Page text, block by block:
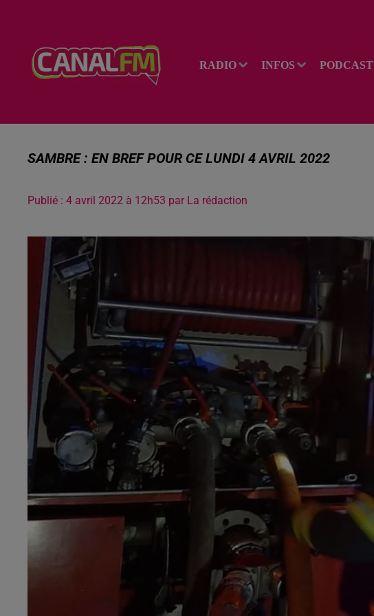
RADIO INFOS PODCAST
SAMBRE : EN BREF POUR CE LUNDI 4 AVRIL 2022
Publié : 4 avril 2022 à 12h53 par La rédaction
0h00 - 8h00
Les hits de Canal FM